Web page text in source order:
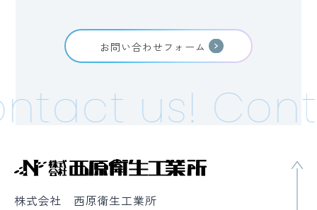
お問い合わせフォーム
us!
株式会社 西原衛生工業所